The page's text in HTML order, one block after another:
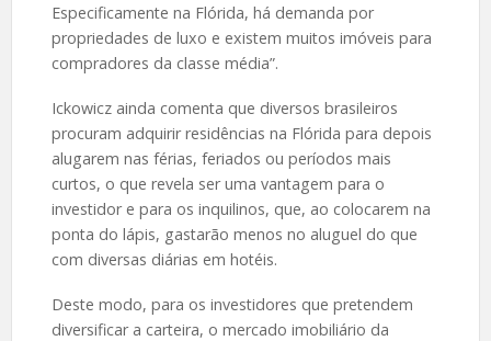
Especificamente na Flórida, há demanda por
propriedades de luxo e existem muitos imóveis para
compradores da classe média”.
Ickowicz ainda comenta que diversos brasileiros
procuram adquirir residências na Flórida para depois
alugarem nas férias, feriados ou períodos mais
curtos, o que revela ser uma vantagem para o
investidor e para os inquilinos, que, ao colocarem na
ponta do lápis, gastarão menos no aluguel do que
com diversas diárias em hotéis.
Deste modo, para os investidores que pretendem
diversificar a carteira, o mercado imobiliário da